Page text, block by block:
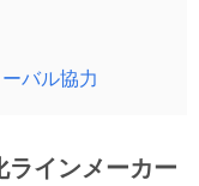
バル協力
インメーカー